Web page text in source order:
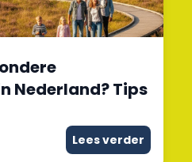
Nederland? Tips
Lees verder